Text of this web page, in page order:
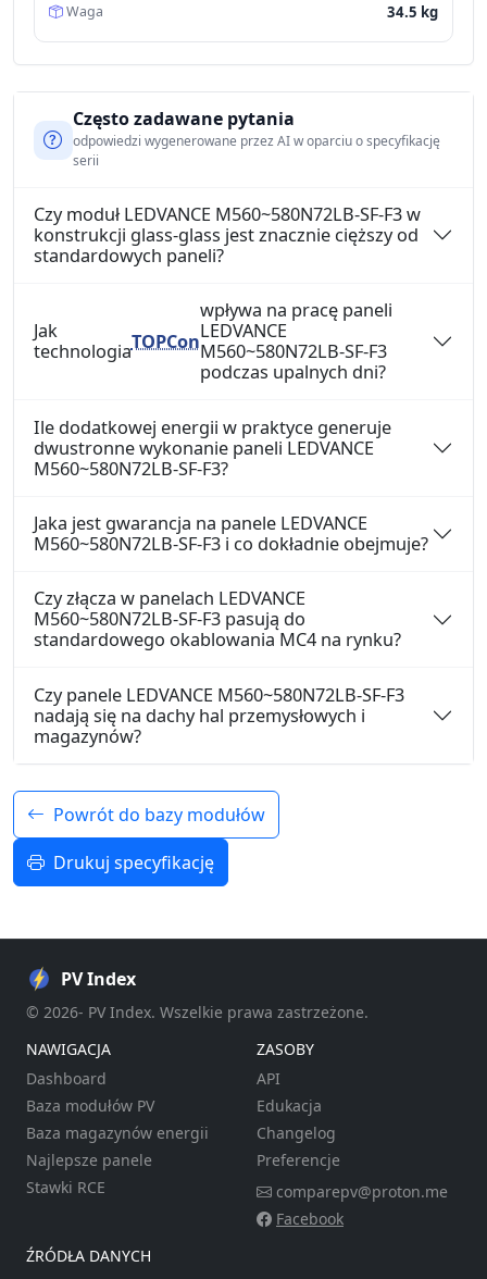
Waga 34.5 kg
Często zadawane pytania
odpowiedzi wygenerowane przez AI w oparciu o specyfikację
serii
Czy moduł LEDVANCE M560~580N72LB-SF-F3 w
konstrukcji glass-glass jest znacznie cięższy od
standardowych paneli?
Jak
technologiaTOPCon
wpływa na pracę paneli
LEDVANCE
M560~580N72LB-SF-F3
podczas upalnych dni?
Ile dodatkowej energii w praktyce generuje
dwustronne wykonanie paneli LEDVANCE
M560~580N72LB-SF-F3?
Jaka jest gwarancja na panele LEDVANCE
M560~580N72LB-SF-F3 i co dokładnie obejmuje?
Czy złącza w panelach LEDVANCE
M560~580N72LB-SF-F3 pasują do
standardowego okablowania MC4 na rynku?
Czy panele LEDVANCE M560~580N72LB-SF-F3
nadają się na dachy hal przemysłowych i
magazynów?
Powrót do bazy modułów
Drukuj specyfikację
PV Index
© 2026- PV Index. Wszelkie prawa zastrzeżone.
NAWIGACJA
Dashboard
Baza modułów PV
Baza magazynów energii
Najlepsze panele
Stawki RCE
ZASOBY
API
Edukacja
Changelog
Preferencje
comparepv@proton.me
Facebook
ŹRÓDŁA DANYCH